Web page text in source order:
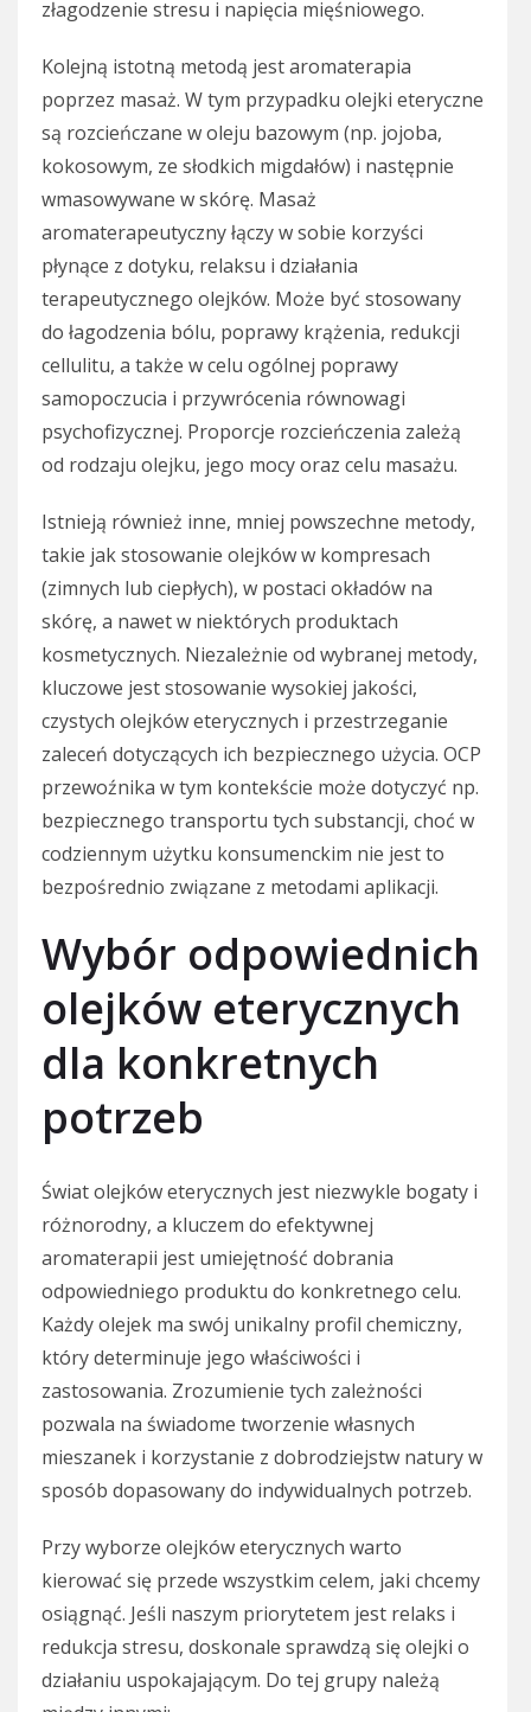
złagodzenie stresu i napięcia mięśniowego.
Kolejną istotną metodą jest aromaterapia
poprzez masaż. W tym przypadku olejki eteryczne
są rozcieńczane w oleju bazowym (np. jojoba,
kokosowym, ze słodkich migdałów) i następnie
wmasowywane w skórę. Masaż
aromaterapeutyczny łączy w sobie korzyści
płynące z dotyku, relaksu i działania
terapeutycznego olejków. Może być stosowany
do łagodzenia bólu, poprawy krążenia, redukcji
cellulitu, a także w celu ogólnej poprawy
samopoczucia i przywrócenia równowagi
psychofizycznej. Proporcje rozcieńczenia zależą
od rodzaju olejku, jego mocy oraz celu masażu.
Istnieją również inne, mniej powszechne metody,
takie jak stosowanie olejków w kompresach
(zimnych lub ciepłych), w postaci okładów na
skórę, a nawet w niektórych produktach
kosmetycznych. Niezależnie od wybranej metody,
kluczowe jest stosowanie wysokiej jakości,
czystych olejków eterycznych i przestrzeganie
zaleceń dotyczących ich bezpiecznego użycia. OCP
przewoźnika w tym kontekście może dotyczyć np.
bezpiecznego transportu tych substancji, choć w
codziennym użytku konsumenckim nie jest to
bezpośrednio związane z metodami aplikacji.
Wybór odpowiednich
olejków eterycznych
dla konkretnych
potrzeb
Świat olejków eterycznych jest niezwykle bogaty i
różnorodny, a kluczem do efektywnej
aromaterapii jest umiejętność dobrania
odpowiedniego produktu do konkretnego celu.
Każdy olejek ma swój unikalny profil chemiczny,
który determinuje jego właściwości i
zastosowania. Zrozumienie tych zależności
pozwala na świadome tworzenie własnych
mieszanek i korzystanie z dobrodziejstw natury w
sposób dopasowany do indywidualnych potrzeb.
Przy wyborze olejków eterycznych warto
kierować się przede wszystkim celem, jaki chcemy
osiągnąć. Jeśli naszym priorytetem jest relaks i
redukcja stresu, doskonale sprawdzą się olejki o
działaniu uspokajającym. Do tej grupy należą